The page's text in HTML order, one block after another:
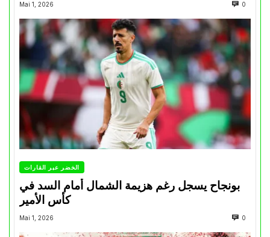
Mai 1, 2026 0
الخضر عبر القارات
بونجاح يسجل رغم هزيمة الشمال أمام السد في
كأس الأمير
Mai 1, 2026 0